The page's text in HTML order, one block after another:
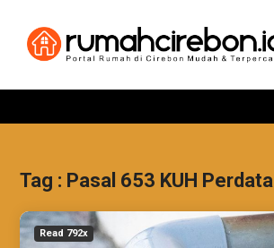
Tag : Pasal 653 KUH Perdata
Read 792x